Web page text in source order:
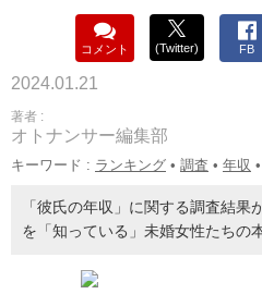
コメント (Twitter) FB
2024.01.21
著者 :
オトナンサー編集部
キーワード : ランキング • 調査 • 年収 •
「彼氏の年収」に関する調査結果
を「知っている」未婚女性たちの